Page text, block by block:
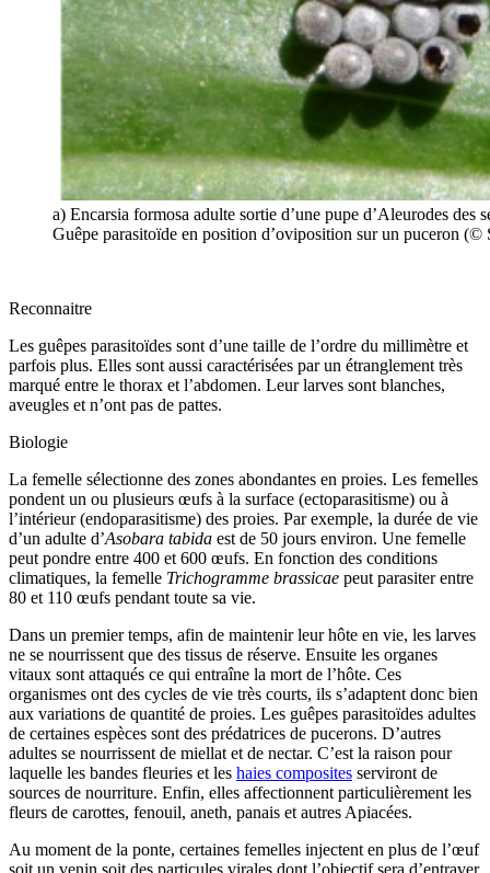
a) Encarsia formosa adulte sortie d’une pupe d’Aleurodes
Guêpe parasitoïde en position d’oviposition sur un puceron
Reconnaitre
Les guêpes parasitoïdes sont d’une taille de l’ordre du millimètre et
parfois plus. Elles sont aussi caractérisées par un étranglement très
marqué entre le thorax et l’abdomen. Leur larves sont blanches,
aveugles et n’ont pas de pattes.
Biologie
La femelle sélectionne des zones abondantes en proies. Les femelles
pondent un ou plusieurs œufs à la surface (ectoparasitisme) ou à
l’intérieur (endoparasitisme) des proies. Par exemple, la durée de vie
d’un adulte d’Asobara tabida est de 50 jours environ. Une femelle
peut pondre entre 400 et 600 œufs. En fonction des conditions
climatiques, la femelle Trichogramme brassicae peut parasiter entre
80 et 110 œufs pendant toute sa vie.
Dans un premier temps, afin de maintenir leur hôte en vie, les larves
ne se nourrissent que des tissus de réserve. Ensuite les organes
vitaux sont attaqués ce qui entraîne la mort de l’hôte. Ces
organismes ont des cycles de vie très courts, ils s’adaptent donc bien
aux variations de quantité de proies. Les guêpes parasitoïdes adultes
de certaines espèces sont des prédatrices de pucerons. D’autres
adultes se nourrissent de miellat et de nectar. C’est la raison pour
laquelle les bandes fleuries et les haies composites serviront de
sources de nourriture. Enfin, elles affectionnent particulièrement les
fleurs de carottes, fenouil, aneth, panais et autres Apiacées.
Au moment de la ponte, certaines femelles injectent en plus de l’œuf
soit un venin soit des particules virales dont l’objectif sera d’entraver